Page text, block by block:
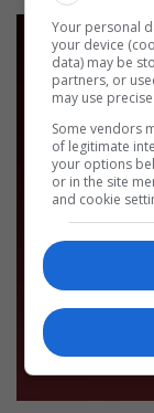
Your personal
your device
data) may be
partners, or
may use
Some vendors
of legitimate
your options
or in the site
and cookie